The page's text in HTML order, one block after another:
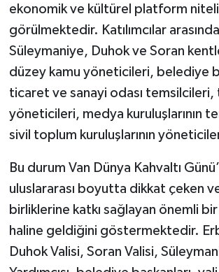
ekonomik ve kültürel platform
görülmektedir. Katılımcılar
Süleymaniye, Duhok ve Soran
düzey kamu yöneticileri, belediye
ticaret ve sanayi odası temsilcileri,
yöneticileri, medya kuruluşlarının
sivil toplum kuruluşlarının
Bu durum Van Dünya Kahvaltı
uluslararası boyutta dikkat çeken
birliklerine katkı sağlayan önemli
haline geldiğini göstermektedir.
Duhok Valisi, Soran Valisi,